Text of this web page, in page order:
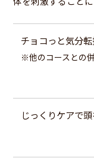
チョコっと気分転
※他のコースとの
じっくりケアで